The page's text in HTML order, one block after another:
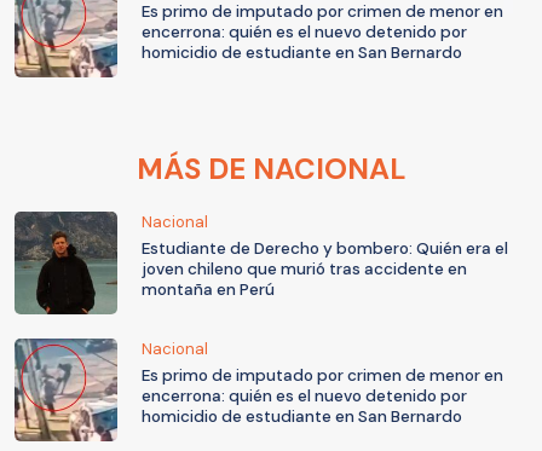
Es primo de imputado por crimen de menor en
encerrona: quién es el nuevo detenido por
homicidio de estudiante en San Bernardo
MÁS DE NACIONAL
Nacional
Estudiante de Derecho y bombero: Quién era el
joven chileno que murió tras accidente en
montaña en Perú
Nacional
Es primo de imputado por crimen de menor en
encerrona: quién es el nuevo detenido por
homicidio de estudiante en San Bernardo